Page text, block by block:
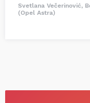
Svetlana Večerinović,
(Opel Astra)